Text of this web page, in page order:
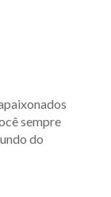
sempre
do